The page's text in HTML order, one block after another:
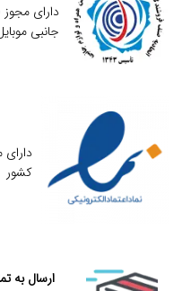
دارای
جانبی
کشور
ارسال به